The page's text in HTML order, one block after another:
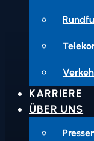
KARRIERE
ÜBER UNS